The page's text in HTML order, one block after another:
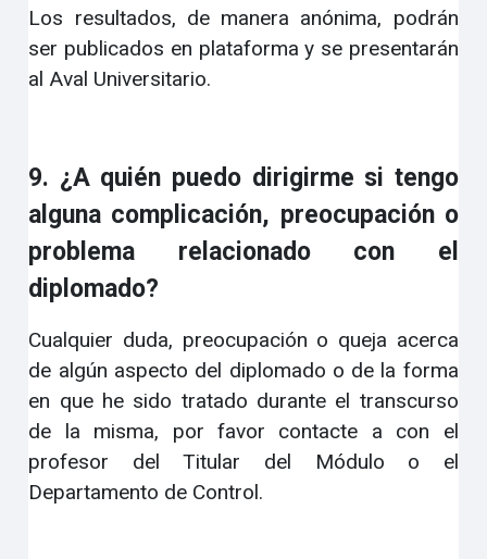
Los resultados, de manera anónima, podrán
ser publicados en plataforma y se presentarán
al Aval Universitario.
9. ¿A quién puedo dirigirme si tengo
alguna complicación, preocupación o
problema relacionado con el
diplomado?
Cualquier duda, preocupación o queja acerca
de algún aspecto del diplomado o de la forma
en que he sido tratado durante el transcurso
de la misma, por favor contacte a con el
profesor del Titular del Módulo o el
Departamento de Control.